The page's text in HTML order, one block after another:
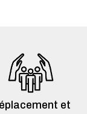
et